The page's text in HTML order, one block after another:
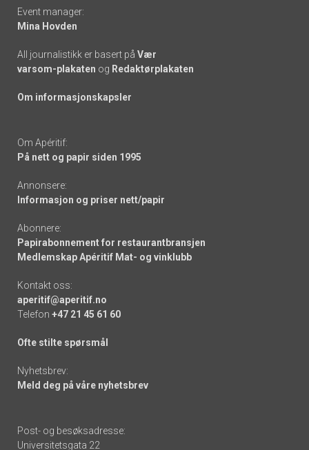
Event manager:
Mina Hovden
All journalistikk er basert på Vær
varsom-plakaten og Redaktørplakaten
Om informasjonskapsler
Om Apéritif:
På nett og papir siden 1995
Annonsere:
Informasjon og priser nett/papir
Abonnere:
Papirabonnement for restaurantbransjen
Medlemskap Apéritif Mat- og vinklubb
Kontakt oss:
aperitif@aperitif.no
Telefon +47 21 45 61 60
Ofte stilte spørsmål
Nyhetsbrev:
Meld deg på våre nyhetsbrev
Post- og besøksadresse:
Universitetsgata 22